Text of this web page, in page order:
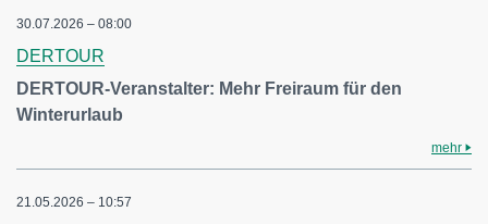
30.07.2026 – 08:00
DERTOUR
DERTOUR-Veranstalter: Mehr Freiraum für den
Winterurlaub
mehr
21.05.2026 – 10:57